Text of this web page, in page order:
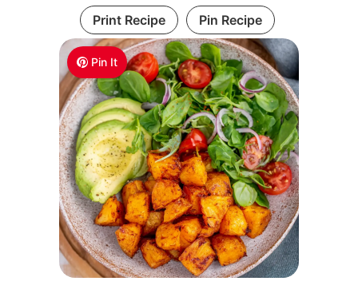
Pin It
Print Recipe Pin Recipe